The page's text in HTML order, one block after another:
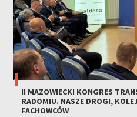
II MAZOWIECKI KONGRES
RADOMIU. NASZE DROGI,
FACHOWCÓW